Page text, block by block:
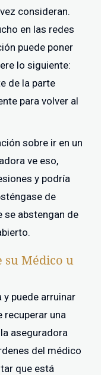
consideran.
en las redes
puede poner
lo siguiente:
de la parte
para volver al
sobre ir en un
ve eso,
y podría
de
se abstengan de
su Médico u
puede arruinar
recuperar una
aseguradora
del médico
que está